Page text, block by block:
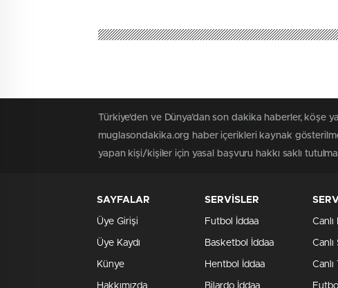
Türkiye'den ve Dünya’dan son dakika haberler, köşe
muglasondakika.org haber içerikleri kaynak
yapan kişi/kişiler için yasal başvuru hakkı saklı
SAYFALAR
Üye Girişi
Üye Kaydı
Künye
Hakkımızda
SERVİSLER
Futbol İddaa
Basketbol İddaa
Hentbol İddaa
Bilardo İddaa
Canlı
Canlı